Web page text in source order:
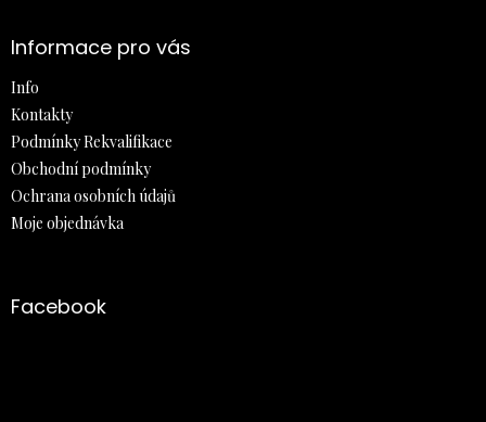
Informace pro vás
Info
Kontakty
Podmínky Rekvalifikace
Obchodní podmínky
Ochrana osobních údajů
Moje objednávka
Facebook